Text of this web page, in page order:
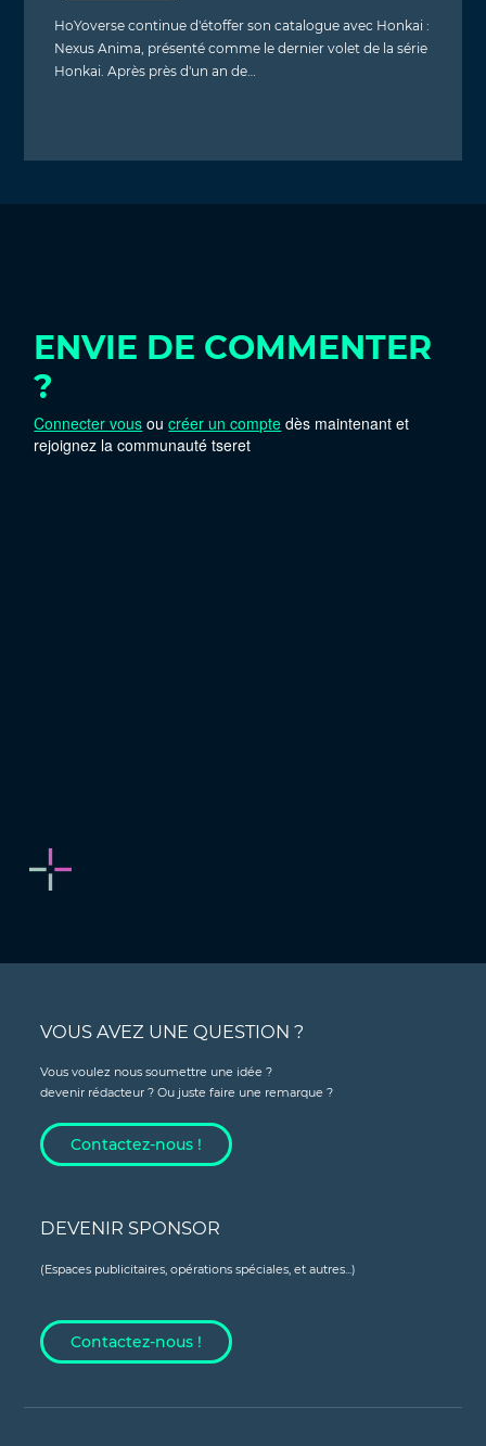
HoYoverse continue d'étoffer son catalogue avec Honkai :
Nexus Anima, présenté comme le dernier volet de la série
Honkai. Après près d'un an de…
ENVIE DE COMMENTER
?
Connecter vous oucréer un compte dès maintenant et
rejoignez la communauté tseret
VOUS AVEZ UNE QUESTION ?
Vous voulez nous soumettre une idée ?
devenir rédacteur ? Ou juste faire une remarque ?
Contactez-nous !
DEVENIR SPONSOR
(Espaces publicitaires, opérations spéciales, et autres...)
Contactez-nous !